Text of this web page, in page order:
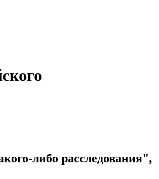
либо расследования",